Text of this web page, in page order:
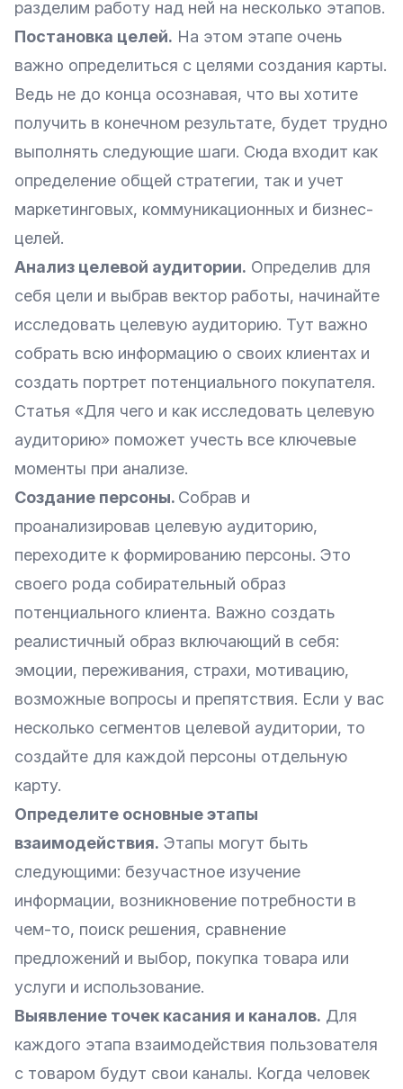
разделим работу над ней на несколько этапов.
Постановка целей. На этом этапе очень
важно определиться с целями создания карты.
Ведь не до конца осознавая, что вы хотите
получить в конечном результате, будет трудно
выполнять следующие шаги. Сюда входит как
определение общей стратегии, так и учет
маркетинговых, коммуникационных и бизнес-
целей.
Анализ целевой аудитории. Определив для
себя цели и выбрав вектор работы, начинайте
исследовать целевую аудиторию. Тут важно
собрать всю информацию о своих клиентах и
создать портрет потенциального покупателя.
Статья «Для чего и как исследовать целевую
аудиторию» поможет учесть все ключевые
моменты при анализе.
Создание персоны. Собрав и
проанализировав целевую аудиторию,
переходите к формированию персоны. Это
своего рода собирательный образ
потенциального клиента. Важно создать
реалистичный образ включающий в себя:
эмоции, переживания, страхи, мотивацию,
возможные вопросы и препятствия. Если у вас
несколько сегментов целевой аудитории, то
создайте для каждой персоны отдельную
карту.
Определите основные этапы
взаимодействия. Этапы могут быть
следующими: безучастное изучение
информации, возникновение потребности в
чем-то, поиск решения, сравнение
предложений и выбор, покупка товара или
услуги и использование.
Выявление точек касания и каналов. Для
каждого этапа взаимодействия пользователя
с товаром будут свои каналы. Когда человек